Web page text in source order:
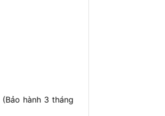
hành 3 tháng